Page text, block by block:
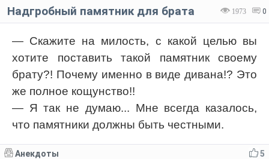
1973 0
Надгробный памятник для брата
— Скажите на милость, с какой целью вы
хотите поставить такой памятник своему
брату?! Почему именно в виде дивана!? Это
же полное кощунство!!
— Я так не думаю... Мне всегда казалось,
что памятники должны быть честными.
5
Анекдоты